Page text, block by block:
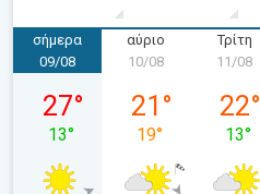
σήμερα
Κυριακή 09/08
09/08
27°
13°
αύριο
Δευτέρα 10/08
10/08
21 °
19°
Τρίτη
11/08
22°
13°